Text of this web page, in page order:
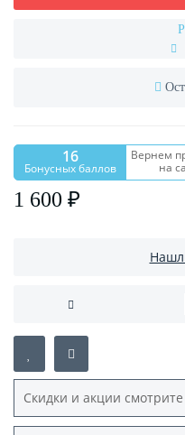
16
Бонусных баллов
Вернем
на
1 600 ₽
Скидки и акции